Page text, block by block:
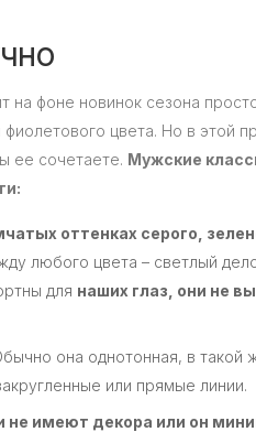
на фоне новинок сезона
цвета. Но в этой
ее сочетаете. Мужские
оттенках серого,
любого цвета – светлый
для наших глаз, они не
она однотонная, в такой
или прямые линии.
не имеют декора или он